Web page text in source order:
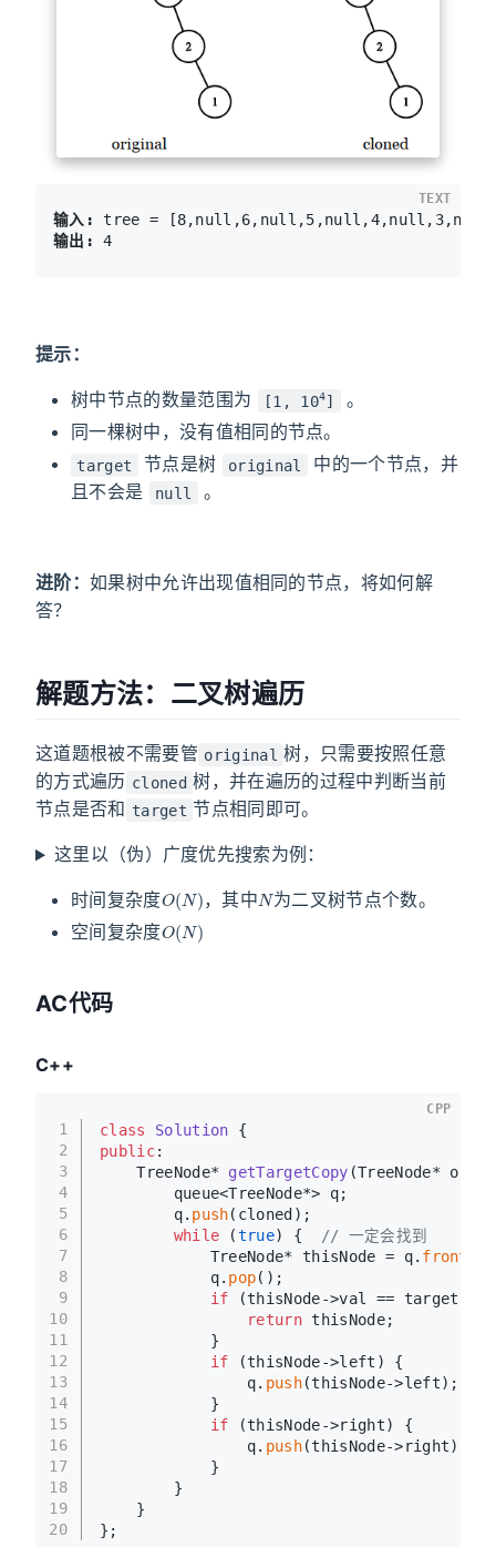
输入:
输出:
TEXT
提示：
树中节点的数量范围为 [1, 104]
。
同一棵树中，没有值相同的节点。
target 节点是树 original
中的一个节点，并
且不会是
null 。
进阶： 如果树中允许出现值相同的节点，将如何解
答？
解题方法：二叉树遍历
这道题根被不需要管 original 树，只需要按照任意
的方式遍历 cloned 树，并在遍历的过程中判断当前
节点是否和 target 节点相同即可。
这里以（伪）广度优先搜索为例：
时间复杂度 ，其中
为二叉树节点个数。
空间复杂度
( )
AC代码
C++
1
2
3
4
5
6
7
8
9
10
11
12
13
14
15
16
17
18
19
20
class Solution {
public:
TreeNode* getTargetCopy (TreeNode*
        queue<TreeNode*> q;
        q.
push(cloned);
while (true) {
// 一定会找到
            TreeNode* thisNode = q.
front
            q.
pop();
if (thisNode->val == target-
return thisNode;
            }
if (thisNode->left) {
                q.
push(thisNode->left);
            }
if (thisNode->right) {
                q.
push(thisNode->right);
            }
        }
    }
};
CPP